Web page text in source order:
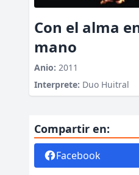
Con el alma
mano
Anio: 2011
Interprete: Duo Huitral
Compartir en:
Facebook